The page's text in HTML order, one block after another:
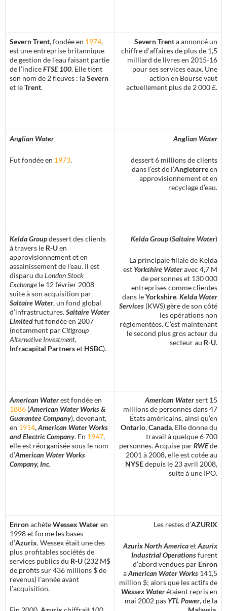
Severn Trent, fondée en 1974,
est une entreprise britannique
de gestion de l’eau faisant partie
de l’indiceFTSE 100. Elle tient
son nom de 2 fleuves : laSevern
et leTrent.
Severn Trenta annoncé un
chiffre d’affaires de plus de 1,5
milliard de livres en 2015-16
pour ses services eaux. Une
action en Bourse vaut
actuellement plus de 2 000 £.
Anglian Water
Fut fondée en 1973.
Anglian Water
dessert 6 millions de clients
dans l’est de l’Angleterreen
approvisionnement et en
recyclage d’eau.
Kelda Groupdessert des clients
à travers le R-Uen
approvisionnement et en
assainissement de l’eau. Il est
disparu du London Stock
Exchangele 12 février 2008
suite à son acquisition par
Saltaire Water, un fond global
d’infrastructures.Saltaire Water
Limitedfut fondée en 2007
(notamment parCitigroup
Alternative Investment,
Infracapital Partnerset HSBC).
Kelda Group(Saltaire Water)
La principale filiale de Kelda
est Yorkshire Wateravec 4,7 M
de personnes et 130 000
entreprises comme clientes
dans leYorkshire.Kelda Water
Services (KWS) gère de son côté
les opérations non
réglementées. C’est maintenant
le second plus gros acteur du
secteur au R-U.
American Waterest fondée en
1886 (American Water Works &
Guarantee Company), devenant,
en 1914,American Water Works
and Electric Company. En 1947,
elle est réorganisée sous le nom
d’American Water Works
Company, Inc.
American Watersert 15
millions de personnes dans 47
États américains, ainsi qu’en
Ontario,Canada. Elle donne du
travail à quelque 6 700
personnes. Acquise parRWEde
2001 à 2008, elle est cotée au
NYSEdepuis le 23 avril 2008,
suite à une IPO.
EnronachèteWessex Wateren
1998 et forme les bases
d’Azurix. Wessex était une des
plus profitables sociétés de
services publics du R-U (232 M$
de profits sur 436 millions $ de
revenus) l’année avant
l’acquisition.
Les restes d’AZURIX
Azurix North AmericaetAzurix
Industrial Operationsfurent
d’abord vendues par Enron
aAmerican Water Works 141,5
million $; alors que les actifs de
Wessex Waterétaient repris en
mai 2002 pas YTL Power, de la